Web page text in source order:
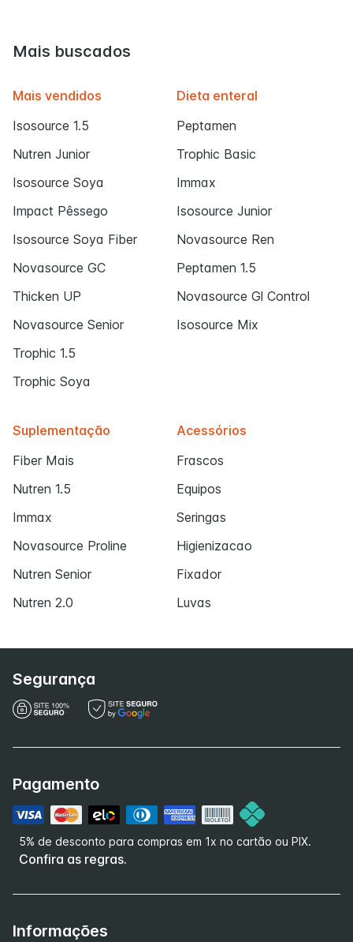
Mais buscados
Mais vendidos
Isosource 1.5
Nutren Junior
Isosource Soya
Impact Pêssego
Isosource Soya Fiber
Novasource GC
Thicken UP
Novasource Senior
Trophic 1.5
Trophic Soya
Dieta enteral
Peptamen
Trophic Basic
Immax
Isosource Junior
Novasource Ren
Peptamen 1.5
Novasource Gl Control
Isosource Mix
Suplementação
Fiber Mais
Nutren 1.5
Immax
Novasource Proline
Nutren Senior
Nutren 2.0
Acessórios
Frascos
Equipos
Seringas
Higienizacao
Fixador
Luvas
Segurança
Pagamento
5% de desconto para compras em 1x no cartão ou PIX.
Confira as regras.
Informações